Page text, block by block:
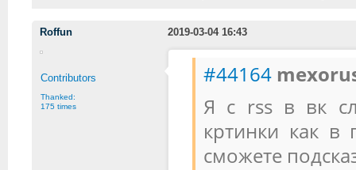
Roffun 2019-03-04 16:43
Contributors
Thanked:
175 times
#44164
Я с rss в вк
кртинки как
сможете